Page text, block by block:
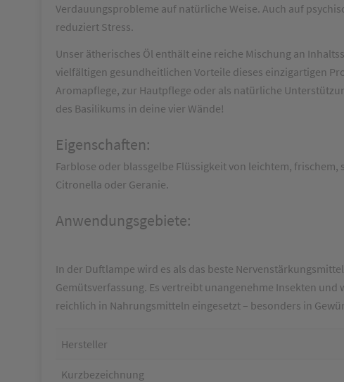
Verdauungsprobleme auf natürliche Weise. Auch auf
reduziert Stress.
Unser ätherisches Öl enthält eine reiche Mischung an
vielfältigen gesundheitlichen Vorteile dieses einzigartigen
Aromapflege, zur Hautpflege oder als natürliche
des Basilikums in deine vier Wände!
Eigenschaften:
Farblose oder blassgelbe Flüssigkeit von leichtem,
Citronella oder Geranie.
Anwendungsgebiete:
In der Duftlampe wird es als das beste
Gemütsverfassung. Es vertreibt unangenehme Insekten
reichlich in Nahrungsmitteln eingesetzt – besonders in
Hersteller
Kurzbezeichnung